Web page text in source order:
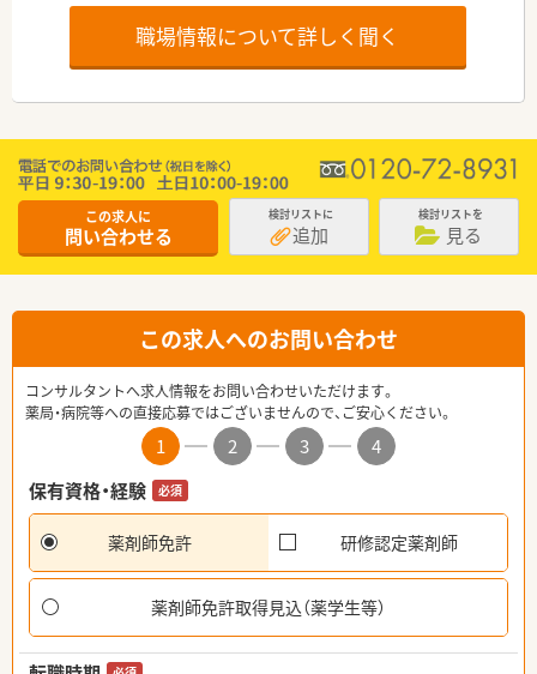
職場情報について詳しく聞く
この求人に
問い合わせる
検討リストに
追加
検討リストを
見る
この求人へのお問い合わせ
コンサルタントへ求人情報をお問い合わせいただけます。
薬局・病院等への直接応募ではございませんので、ご安心ください。
1 2 3
4
保有資格・経験
必須
薬剤師免許 研修認定薬剤師
薬剤師免許取得見込（薬学生等）